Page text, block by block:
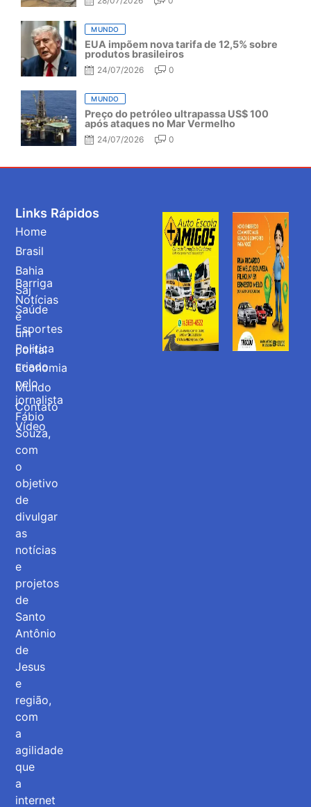
MUNDO
EUA impõem nova tarifa de 12,5% sobre
produtos brasileiros
24/07/2026 0
MUNDO
Preço do petróleo ultrapassa US$ 100
após ataques no Mar Vermelho
24/07/2026 0
Barriga
Notícias
é
um
portal
criado
pelo
jornalista
Fábio
Souza,
com
o
objetivo
de
divulgar
as
notícias
e
projetos
de
Santo
Antônio
de
Jesus
e
região,
com
a
agilidade
que
a
internet
Links Rápidos
Home
Brasil
Bahia
Saj
Saúde
Esportes
Politica
Economia
Mundo
Contato
Vídeo